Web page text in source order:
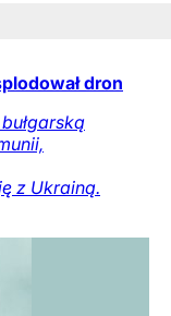
dron
z Ukrainą.